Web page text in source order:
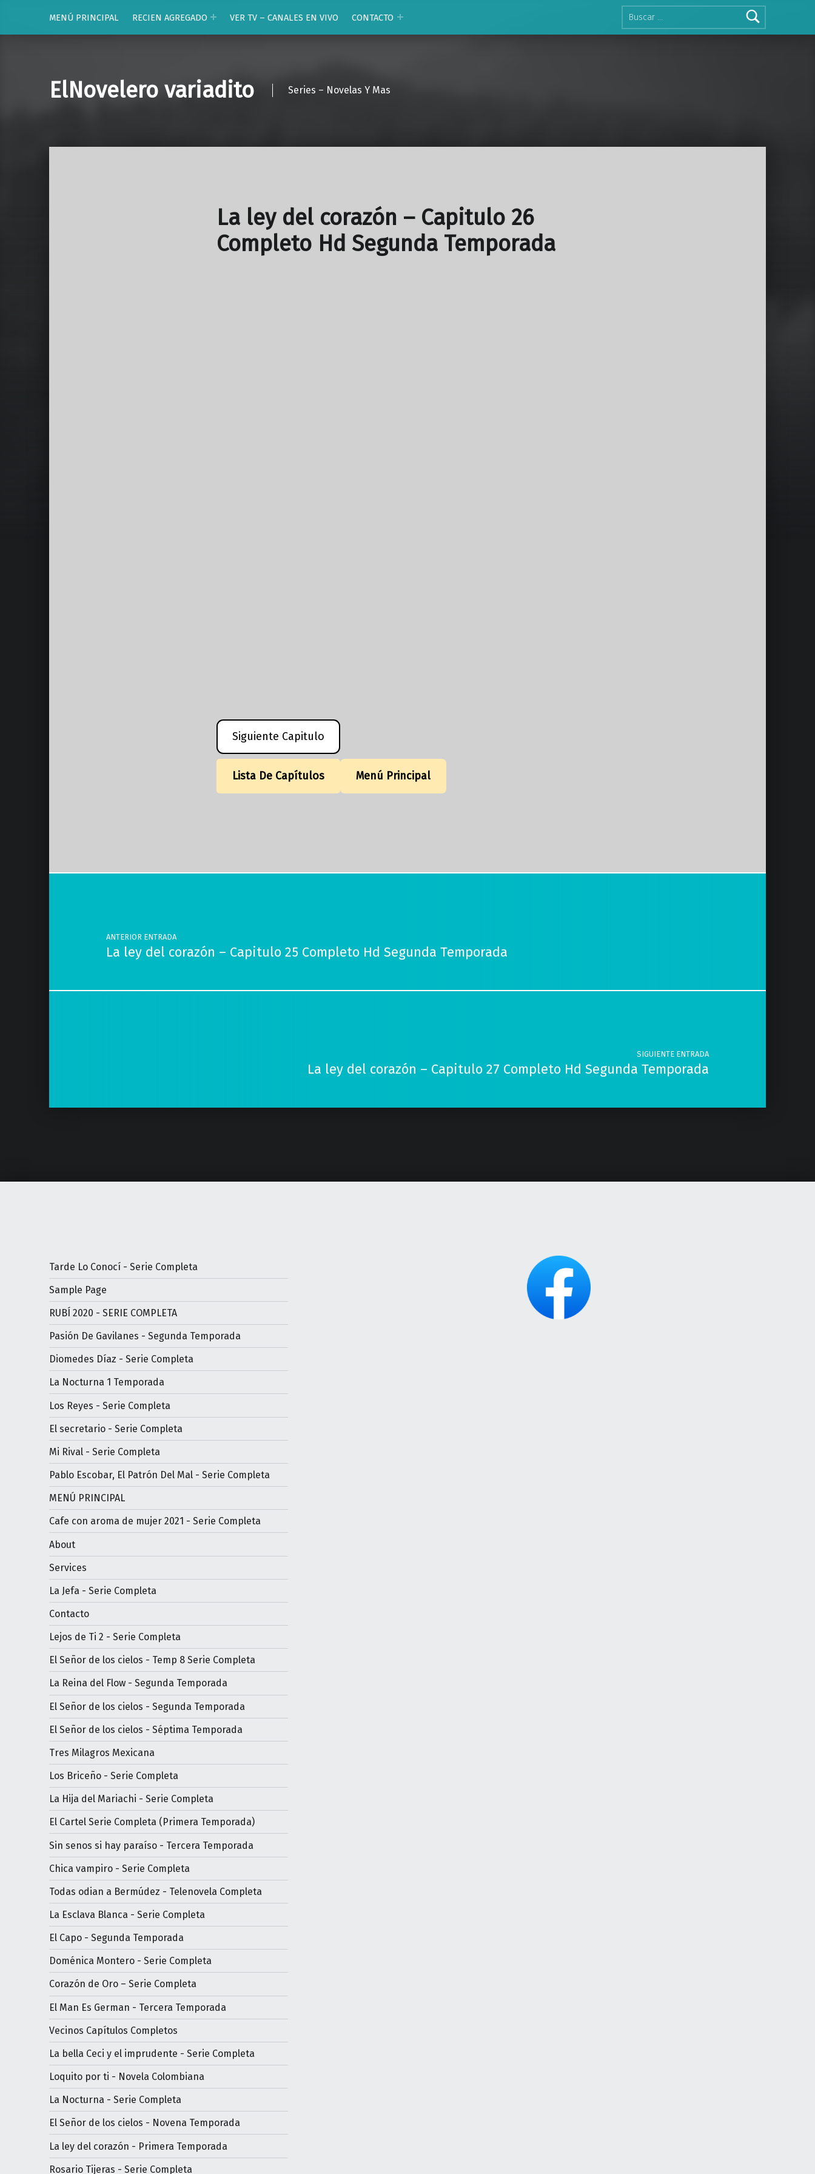
Buscar:
MENÚ PRINCIPAL
RECIEN AGREGADO VER TV – CANALES EN VIVO CONTACTO
ElNovelero variadito Series – Novelas Y Mas
La ley del corazón – Capitulo 26
Completo Hd Segunda Temporada
Siguiente Capitulo
Lista De Capítulos Menú Principal
Navegación de entradas
ANTERIOR ENTRADA
La ley del corazón – Capitulo 25 Completo Hd Segunda Temporada
SIGUIENTE ENTRADA
La ley del corazón – Capitulo 27 Completo Hd Segunda Temporada
Tarde Lo Conocí - Serie Completa
Sample Page
RUBÍ 2020 - SERIE COMPLETA
Pasión De Gavilanes - Segunda Temporada
Diomedes Díaz - Serie Completa
La Nocturna 1 Temporada
Los Reyes - Serie Completa
El secretario - Serie Completa
Mi Rival - Serie Completa
Pablo Escobar, El Patrón Del Mal - Serie Completa
MENÚ PRINCIPAL
Cafe con aroma de mujer 2021 - Serie Completa
About
Services
La Jefa - Serie Completa
Contacto
Lejos de Ti 2 - Serie Completa
El Señor de los cielos - Temp 8 Serie Completa
La Reina del Flow - Segunda Temporada
El Señor de los cielos - Segunda Temporada
El Señor de los cielos - Séptima Temporada
Tres Milagros Mexicana
Los Briceño - Serie Completa
La Hija del Mariachi - Serie Completa
El Cartel Serie Completa (Primera Temporada)
Sin senos si hay paraíso - Tercera Temporada
Chica vampiro - Serie Completa
Todas odian a Bermúdez - Telenovela Completa
La Esclava Blanca - Serie Completa
El Capo - Segunda Temporada
Doménica Montero - Serie Completa
Corazón de Oro – Serie Completa
El Man Es German - Tercera Temporada
Vecinos Capítulos Completos
La bella Ceci y el imprudente - Serie Completa
Loquito por ti - Novela Colombiana
La Nocturna - Serie Completa
El Señor de los cielos - Novena Temporada
La ley del corazón - Primera Temporada
Rosario Tijeras - Serie Completa